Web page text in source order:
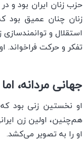
حزب زنان ایران بود و
زنان چنان عمیق بود
استقلال و
تفکر و حرکت فراخواند.
جهانی مردانه،
او نخستین زنی بود
هم‌چنین، اولین زن
او را به تصویر می‌کشد.